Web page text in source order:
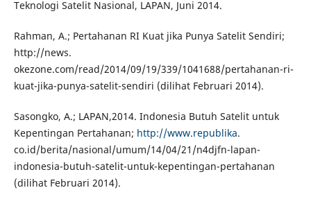
Teknologi Satelit Nasional, LAPAN, Juni 2014.
Rahman, A.; Pertahanan RI Kuat jika Punya Satelit Sendiri;
http://news.
okezone.com/read/2014/09/19/339/1041688/pertahanan-ri-
kuat-jika-punya-satelit-sendiri (dilihat Februari 2014).
Sasongko, A.; LAPAN,2014. Indonesia Butuh Satelit untuk
Kepentingan Pertahanan; http://www.republika.
co.id/berita/nasional/umum/14/04/21/n4djfn-lapan-
indonesia-butuh-satelit-untuk-kepentingan-pertahanan
(dilihat Februari 2014).